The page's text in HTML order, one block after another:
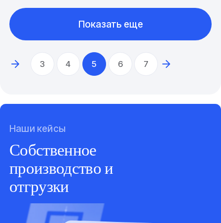
3 4 5 6 7
Показать еще
Наши кейсы
Собственное
производство и
отгрузки